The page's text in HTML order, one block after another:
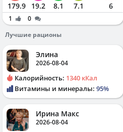
179.9 19.2 8.1 7.1 6
1
0
Лучшие рационы
Элина
2026-08-04
Калорийность: 1340 кКал
Витамины и минералы: 95%
Ирина Макс
2026-08-04